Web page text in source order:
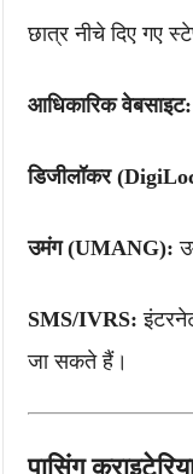
छात्र नीचे दिए गए
आधिकारिक वेबसाइट:
डिजीलॉकर
उमंग (UMANG):
SMS/IVRS:
जा सकते हैं।
पासिंग